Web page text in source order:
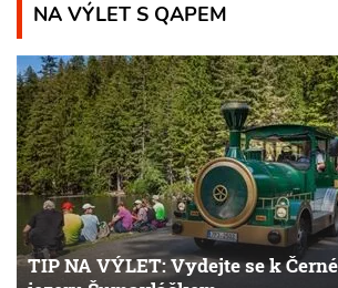
NA VÝLET S QAPEM
TIP NA VÝLET: Vydejte se k